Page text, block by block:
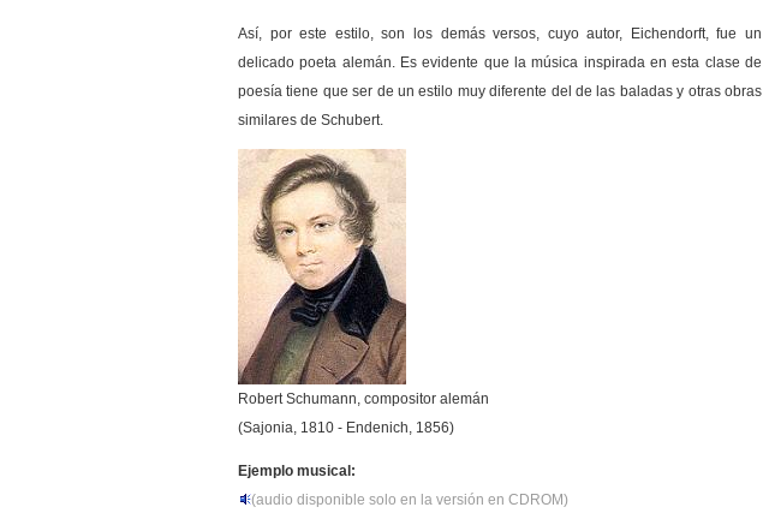
Así, por este estilo, son los demás versos, cuyo autor, Eichendorft, fue un
delicado poeta alemán. Es evidente que la música inspirada en esta clase de
poesía tiene que ser de un estilo muy diferente del de las baladas y otras obras
similares de Schubert.
Robert Schumann, compositor alemán
(Sajonia, 1810 - Endenich, 1856)
Ejemplo musical:
(audio disponible solo en la versión en CDROM)